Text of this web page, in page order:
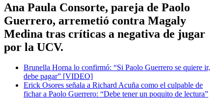
Ana Paula Consorte, pareja de Paolo
Guerrero, arremetió contra Magaly
Medina tras críticas a negativa de jugar
por la UCV.
Brunella Horna lo confirmó: “Si Paolo Guerrero se quiere ir,
debe pagar” [VIDEO]
Erick Osores señala a Richard Acuña como el culpable de
fichar a Paolo Guerrero: “Debe tener un poquito de lectura”